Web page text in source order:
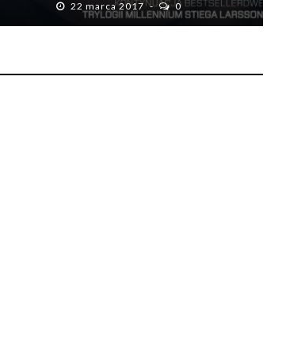
22 marca 2017 0